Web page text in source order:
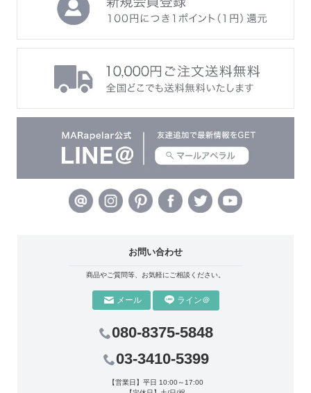
お問い合わせ
商品やご質問等、お気軽にご相談ください。
メール ライン＠
080-8375-5848
03-3410-5399
【営業日】平日 10:00～17:00